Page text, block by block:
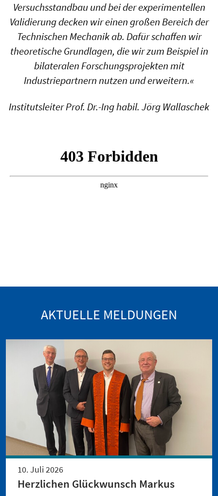
Versuchsstandbau und bei der experimentellen
Validierung decken wir einen großen Bereich der
Technischen Mechanik ab. Dafür schaffen wir
theoretische Grundlagen, die wir zum Beispiel in
bilateralen Forschungsprojekten mit
Industriepartnern nutzen und erweitern.«
Institutsleiter Prof. Dr.-Ing habil. Jörg Wallaschek
AKTUELLE MELDUNGEN
10. Juli 2026
Herzlichen Glückwunsch Markus